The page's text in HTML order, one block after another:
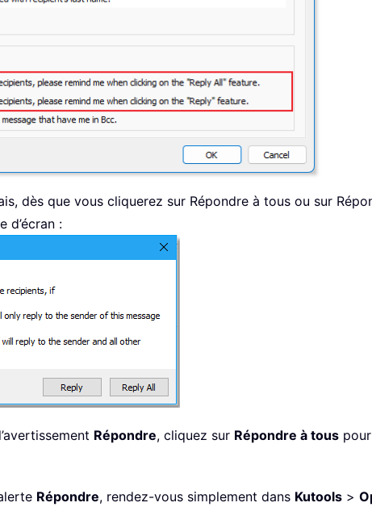
dès que vous cliquerez sur Répondre à tous ou sur
d’écran :
Répondre, cliquez sur Répondre à tous
Répondre, rendez-vous simplement dans Kutools >